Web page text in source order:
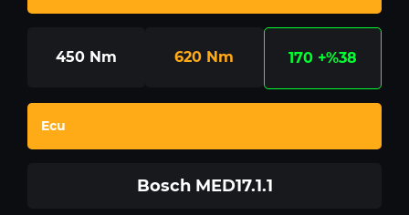
450 Nm 620 Nm 170 +%38
Ecu
Bosch MED17.1.1